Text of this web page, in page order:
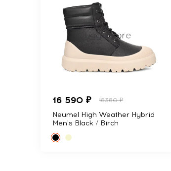
16 590 ₽ 18380 ₽
Neumel High Weather Hybrid
Men's Black / Birch